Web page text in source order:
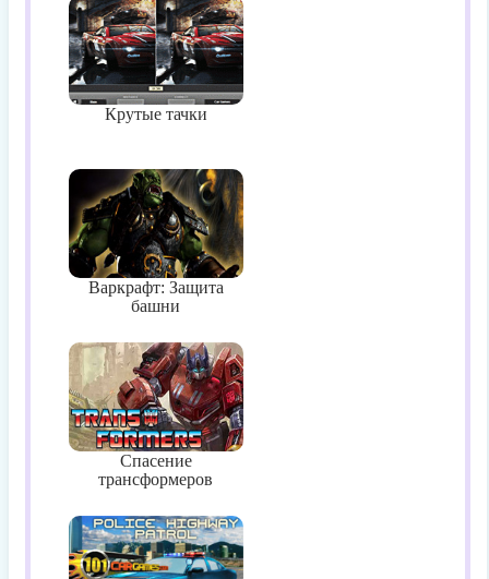
Крутые тачки
Варкрафт: Защита
башни
Спасение
трансформеров